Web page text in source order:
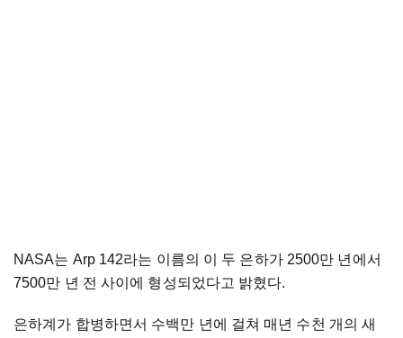
NASA는 Arp 142라는 이름의 이 두 은하가 2500만 년에서
7500만 년 전 사이에 형성되었다고 밝혔다.
은하계가 합병하면서 수백만 년에 걸쳐 매년 수천 개의 새